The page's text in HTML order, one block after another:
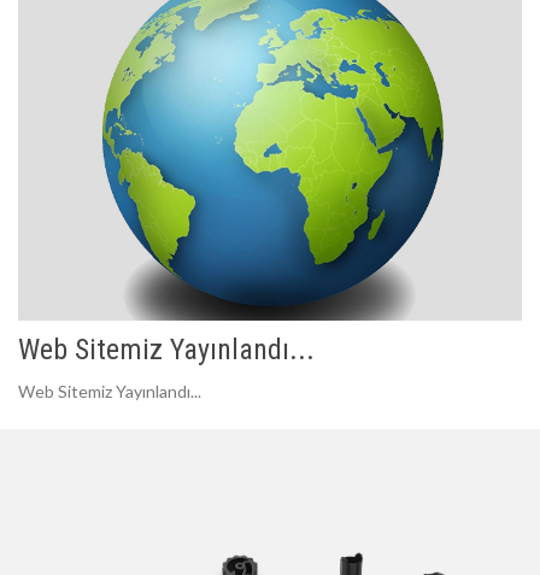
Web Sitemiz Yayınlandı...
Web Sitemiz Yayınlandı...